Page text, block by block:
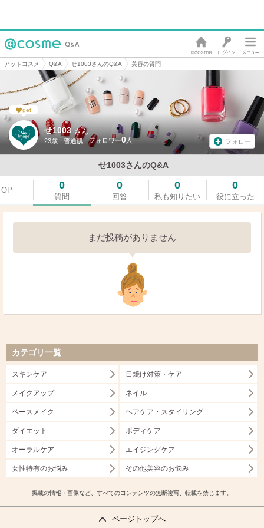
アットコスメ Q&A せ1003さんのQ&A 美容の質問
せ1003 さん
23歳 普通肌 0 フォロー
せ1003さんのQ&A
get
0
質問
0
回答
0
私も知りたい
0
役に立った
まだ投稿がありません
カテゴリ一覧
スキンケア 日焼け対策・ケア
メイクアップ ネイル
ベースメイク ヘアケア・スタイリング
ダイエット ボディケア
オーラルケア エイジングケア
女性特有のお悩み その他美容のお悩み
掲載の情報・画像など、すべてのコンテンツの無断複写、転載を禁じます。
ページトップへ